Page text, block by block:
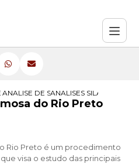
SILAGEM
ANALISE DE SILAGEMANALISES SILAGEM
do Rio Preto
Rio Preto é um procedimento
visa o estudo das principais